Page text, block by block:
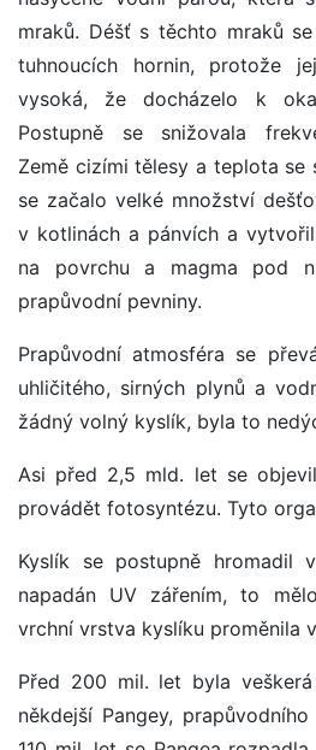
mraků. Déšť s těchto mraků
tuhnoucích hornin, protože
vysoká, že docházelo k
Postupně se snižovala
Země cizími tělesy a teplota se
se začalo velké množství
v kotlinách a pánvích a
na povrchu a magma pod
prapůvodní pevniny.
Prapůvodní atmosféra se
uhličitého, sirných plynů a
žádný volný kyslík, byla to
Asi před 2,5 mld. let se
provádět fotosyntézu. Tyto
Kyslík se postupně hromadil
napadán UV zářením, to
vrchní vrstva kyslíku proměnila
Před 200 mil. let byla
někdejší Pangey,